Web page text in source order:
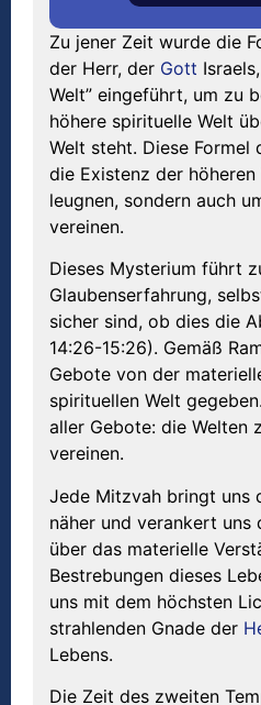
Zu jener Zeit wurde die
der Herr, der Gott
Welt” eingeführt, um zu
höhere spirituelle Welt
Welt steht. Diese Formel
die Existenz der
leugnen, sondern auch
vereinen.
Dieses Mysterium führt
Glaubenserfahrung,
sicher sind, ob dies die
14:26-15:26). Gemäß
Gebote von der
spirituellen Welt
aller Gebote: die Welten
vereinen.
Jede Mitzvah bringt uns
näher und verankert uns
über das materielle
Bestrebungen dieses
uns mit dem höchsten
strahlenden Gnade der
Lebens.
Die Zeit des zweiten